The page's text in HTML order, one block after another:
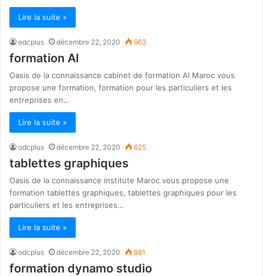
Lire la suite »
odcplus décembre 22, 2020 963
formation AI
Oasis de la connaissance cabinet de formation AI Maroc vous
propose une formation, formation pour les particuliers et les
entreprises en…
Lire la suite »
odcplus décembre 22, 2020 625
tablettes graphiques
Oasis de la connaissance institute Maroc vous propose une
formation tablettes graphiques, tablettes graphiques pour les
particuliers et les entreprises…
Lire la suite »
odcplus décembre 22, 2020 881
formation dynamo studio